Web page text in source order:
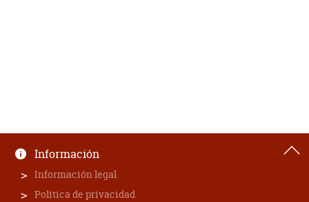
Información
Información legal
Política de privacidad